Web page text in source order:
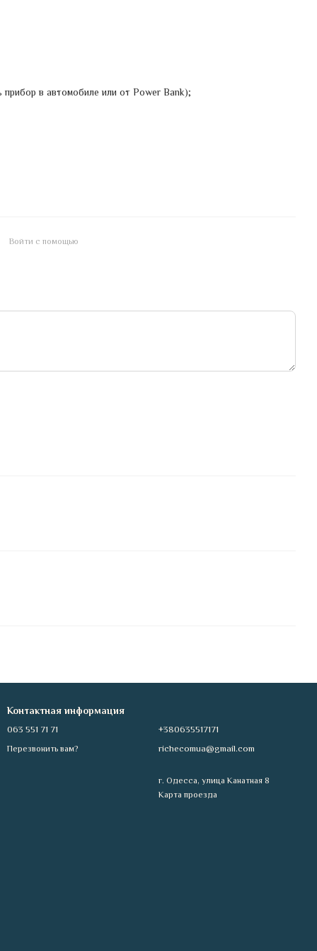
в автомобиле или от Power Bank);
Войти с помощью
Контактная информация
063 551 71 71
Перезвонить вам?
+380635517171
richecomua@gmail.com
г. Одесса, улица Канатная 8
Карта проезда